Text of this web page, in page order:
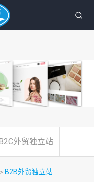
B2C外贸独立站
> B2B外贸独立站